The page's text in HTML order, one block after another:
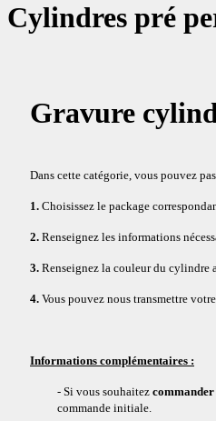
Cylindres pré
Gravure
Dans cette catégorie, vous pouvez
1. Choisissez le package
2. Renseignez les informations
3. Renseignez la couleur du cylindre
4. Vous pouvez nous transmettre
Informations complémentaires :
- Si vous souhaitez
commande initiale.